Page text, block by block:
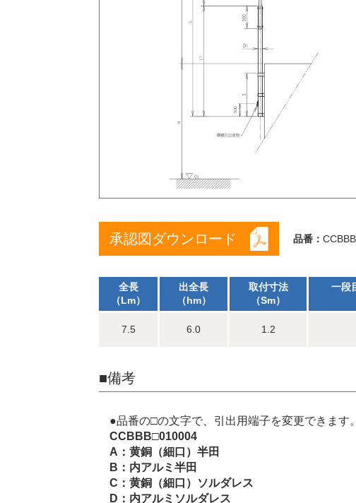
承認図ダウンロード 品番：
全長
（Lm）
出全長
（hm）
取付寸法
（Sm）
一段
7.5 6.0 1.2
■備考
●品番の□の文字で、引出用端子を変更できます。
CCBBB□010004
A：黄銅（細口）半田
B：内アルミ半田
C：黄銅（細口）ソルダレス
D：内アルミソルダレス